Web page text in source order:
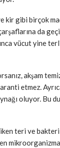
kir gibi birçok
da
vücut yine
akşam
etmez.
oluyor. Bu
teri ve